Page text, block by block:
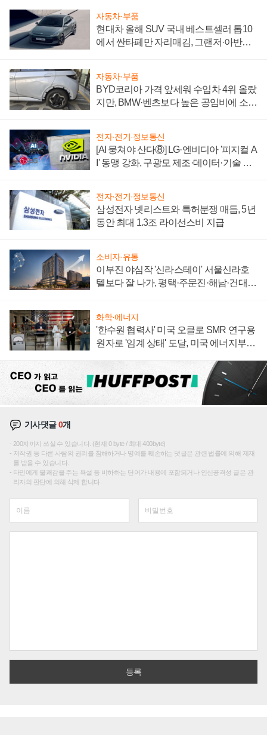
자동차·부품
현대차 올해 SUV 국내 베스트셀러 톱10
에서 싼타페만 자리매김, 그랜저·아반떼
자동차·부품
BYD코리아 가격 앞세워 수입차 4위 올랐
지만, BMW·벤츠보다 높은 공임비에 소비
전자·전기·정보통신
[AI 뭉쳐야 산다⑧] LG·엔비디아 '피지컬 A
I' 동맹 강화, 구광모 제조·데이터·기술 결
전자·전기·정보통신
삼성전자 넷리스트와 특허분쟁 매듭, 5년
동안 최대 1.3조 라이선스비 지급
소비자·유통
이부진 야심작 '신라스테이' 서울신라호
텔보다 잘 나가, 평택·주문진·해남·건대로
화학·에너지
'한수원 협력사' 미국 오클로 SMR 연구용
원자로 '임계 상태' 도달, 미국 에너지부
기사댓글0개
200자까지 쓰실 수 있습니다. (현재 0 byte / 최대 400byte)
저작권 등 다른 사람의 권리를 침해하거나 명예를 훼손하는 댓글은 관련 법률에 의해 제재
를 받을 수 있습니다.
타인에게 불쾌감을 주는 욕설 등 비하하는 단어가 내용에 포함되거나 인신공격성 글은 관
리자의 판단에 의해 삭제 합니다.